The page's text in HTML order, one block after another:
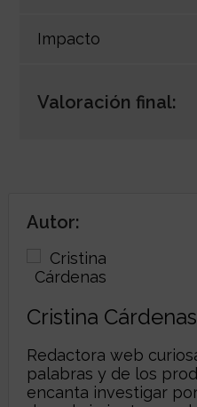
Impacto
Valoración final:
Autor:
Cristina Cárdenas
Redactora web
palabras y de los
encanta investigar